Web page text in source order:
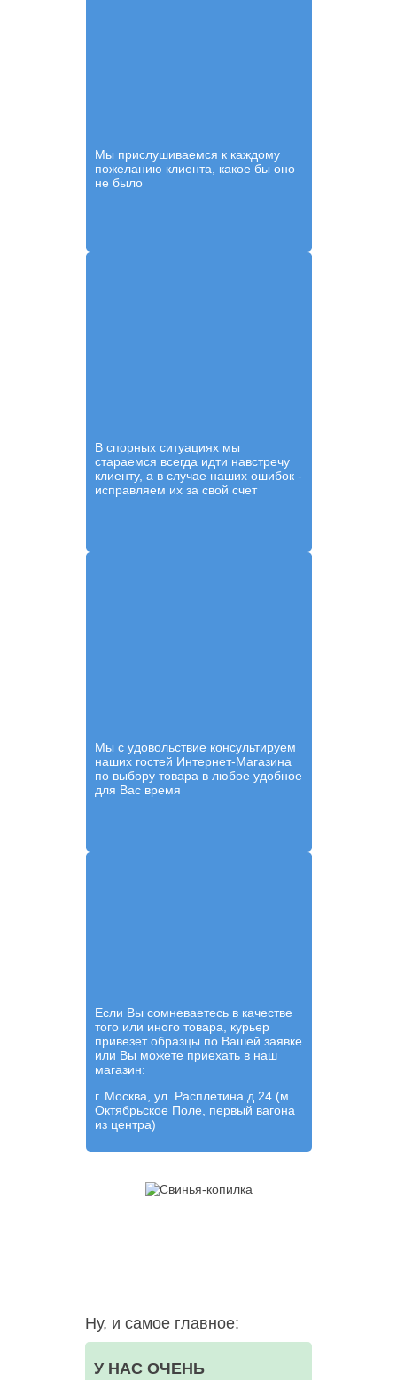
Мы прислушиваемся к каждому
пожеланию клиента, какое бы оно
не было
В спорных ситуациях мы
стараемся всегда идти навстречу
клиенту, а в случае наших ошибок -
исправляем их за свой счет
Мы с удовольствие консультируем
наших гостей Интернет-Магазина
по выбору товара в любое удобное
для Вас время
Если Вы сомневаетесь в качестве
того или иного товара, курьер
привезет образцы по Вашей заявке
или Вы можете приехать в наш
магазин:
г. Москва, ул. Расплетина д.24 (м.
Октябрьское Поле, первый вагона
из центра)
Ну, и самое главное:
У НАС ОЧЕНЬ